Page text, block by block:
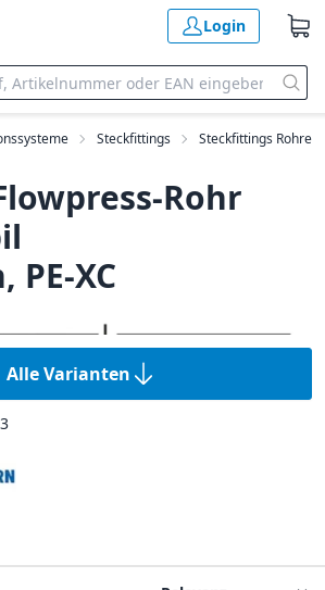
Login
Steckfittings Steckfittings Rohre
Rohr
PE-XC
Alle Varianten